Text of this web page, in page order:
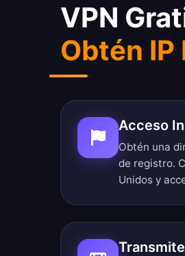
VPN
Obtén
Acceso
Obtén una
de registro.
Unidos y